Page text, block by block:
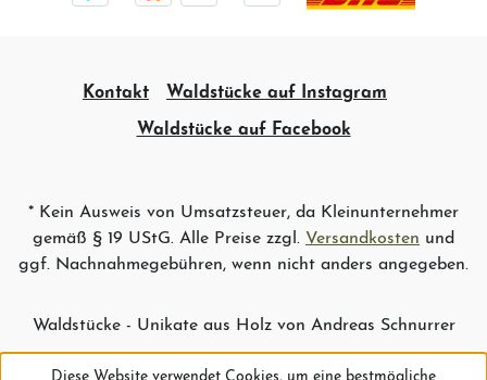
Kontakt
Waldstücke auf Instagram
Waldstücke auf Facebook
* Kein Ausweis von Umsatzsteuer, da Kleinunternehmer
gemäß § 19 UStG. Alle Preise zzgl. Versandkosten und
ggf. Nachnahmegebühren, wenn nicht anders angegeben.
Waldstücke - Unikate aus Holz von Andreas Schnurrer
Diese Website verwendet Cookies, um eine bestmögliche